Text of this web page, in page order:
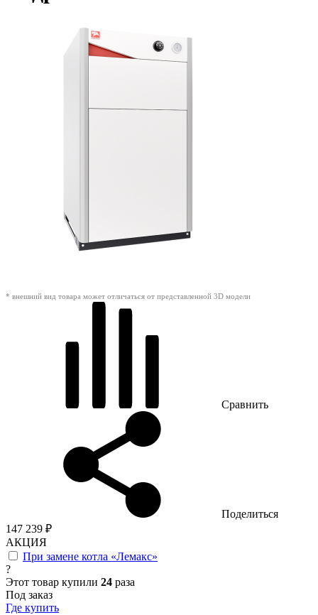
* внешний вид товара может отличаться от представленной 3D модели
Сравнить
Поделиться
147 239 ₽
АКЦИЯ
При замене котла «Лемакс»
?
Этот товар купили 24 раза
Под заказ
Где купить